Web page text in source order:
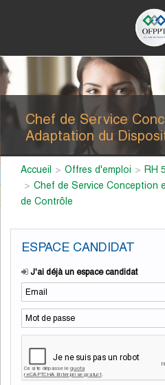
Chef de Service
Adaptation du
Accueil Offres d'emploi
RH
Chef de Service Conception
de Contrôle
ESPACE CANDIDAT
J'ai déjà un espace candidat